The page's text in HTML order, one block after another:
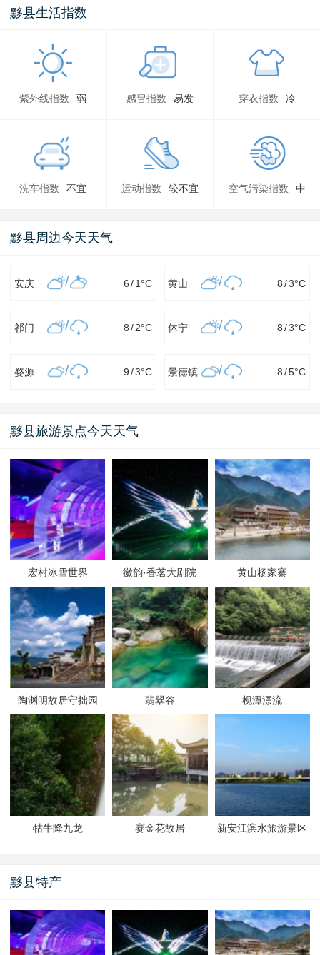
黟县生活指数
紫外线指数 弱 感冒指数 易发 穿衣指数 冷
洗车指数 不宜 运动指数 较不宜 空气污染指数 中
黟县周边今天天气
安庆 / 6/ 1 °C 黄山 / 8 /3°C
祁门 / 8/ 2°C 休宁 / 8 /3°C
婺源 / 9/3°C 景德镇 / 8 /5°C
黟县旅游景点今天天气
宏村冰雪世界 徽韵·香茗大剧院 黄山杨家寨
陶渊明故居守拙园 翡翠谷 枧潭漂流
牯牛降九龙 赛金花故居 新安江滨水旅游景区
黟县特产